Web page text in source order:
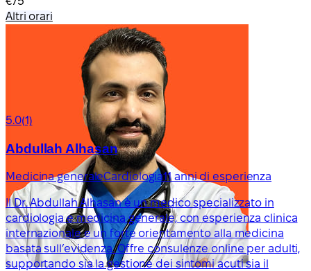
Altri orari
5.0(1)
Abdullah Alhasan
Medicina generaleCardiologia11 anni di esperienza
Il Dr. Abdullah Alhasan è un medico specializzato in
cardiologia e medicina generale, con esperienza clinica
internazionale e un forte orientamento alla medicina
basata sull’evidenza. Offre consulenze online per adulti,
supportando sia la gestione dei sintomi acuti sia il